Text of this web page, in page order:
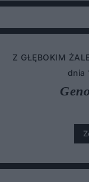
Z GŁĘBOKIM
dnia